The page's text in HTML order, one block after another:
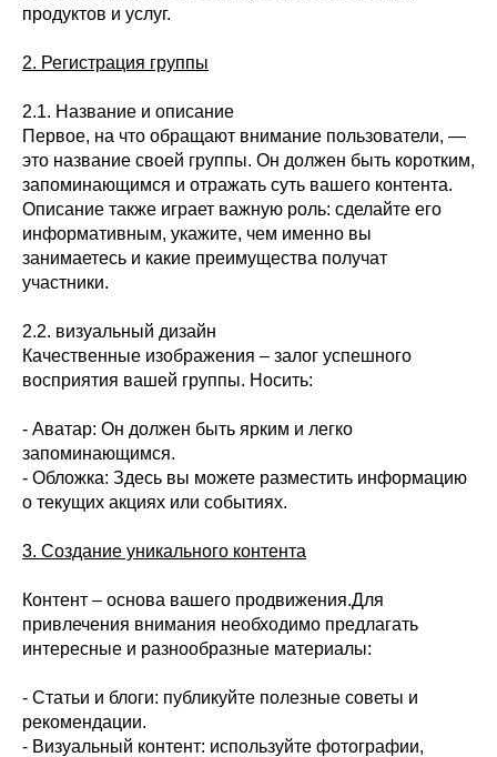
продуктов и услуг.
2. Регистрация группы
2.1. Название и описание
Первое, на что обращают внимание пользователи, —
это название своей группы. Он должен быть коротким,
запоминающимся и отражать суть вашего контента.
Описание также играет важную роль: сделайте его
информативным, укажите, чем именно вы
занимаетесь и какие преимущества получат
участники.
2.2. визуальный дизайн
Качественные изображения – залог успешного
восприятия вашей группы. Носить:
- Аватар: Он должен быть ярким и легко
запоминающимся.
- Обложка: Здесь вы можете разместить информацию
о текущих акциях или событиях.
3. Создание уникального контента
Контент – основа вашего продвижения.Для
привлечения внимания необходимо предлагать
интересные и разнообразные материалы:
- Статьи и блоги: публикуйте полезные советы и
рекомендации.
- Визуальный контент: используйте фотографии,